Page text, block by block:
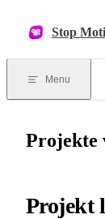
Stop
Menu
Projekte
Projekt